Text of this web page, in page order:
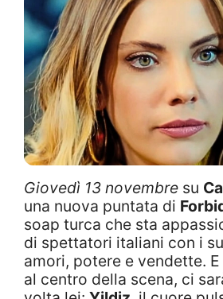
Giovedì 13 novembre su
una nuova puntata di
soap turca che sta
di spettatori italiani con i
amori, potere e vendette.
al centro della scena, ci